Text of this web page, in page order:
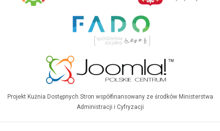
Projekt Kuźnia Dostępnych Stron współfinansowany ze środków Ministerstwa
Administracji i Cyfryzacji